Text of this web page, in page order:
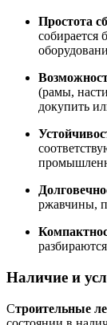
Простота
собирается
(рамы,
докупить
ржавчины,
Наличие и
Строительные